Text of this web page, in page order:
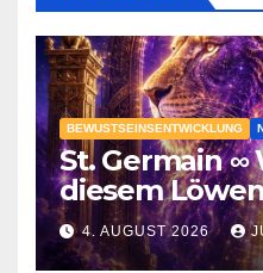
BEWUSTSEINSENTWICKLUNG
St. Germain ∞
diesem
erwarten ist
4. AUGUST 2026